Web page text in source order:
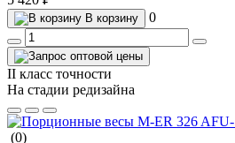
В корзину 0
II класс точности
На стадии редизайна
(0)